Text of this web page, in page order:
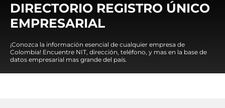
DIRECTORIO REGISTRO ÚNICO
EMPRESARIAL
¡Conozca la información esencial de cualquier empresa de
Colombia! Encuentre NIT, dirección, teléfono, y mas en la base de
datos empresarial mas grande del país.